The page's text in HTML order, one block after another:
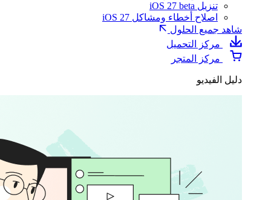
تنزيل iOS 27 beta
اصلاح أخطاء ومشاكل iOS 27
شاهد جميع الحلول
مركز التحميل
مركز المتجر
دليل الفيديو